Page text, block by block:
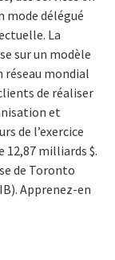
mode délégué
La
sur un modèle
réseau mondial
de réaliser
et
de l’exercice
12,87 milliards $.
de Toronto
Apprenez-en